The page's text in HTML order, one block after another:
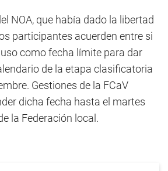
NOA, que había dado la libertad
participantes acuerden entre si
como fecha límite para dar
de la etapa clasificatoria
Gestiones de la FCaV
dicha fecha hasta el martes
la Federación local.